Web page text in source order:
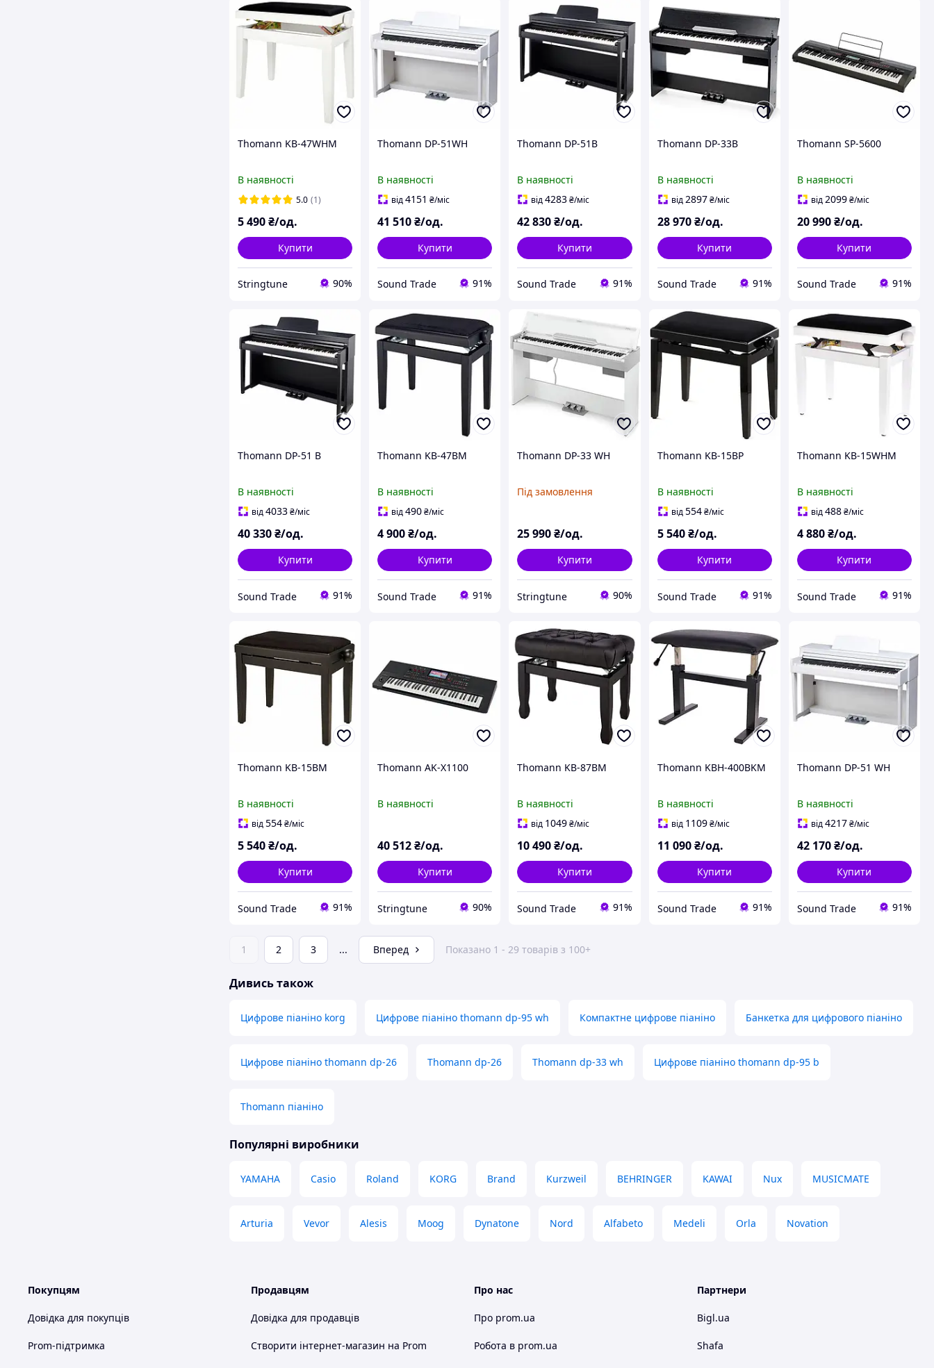
Thomann KB-47WHM
В наявності
5.0 (1)
5 490₴/од.
Купити
Stringtune 90%
Thomann DP-51WH
В наявності
від4151 ₴/міс
41 510₴/од.
Купити
Sound Trade 91%
Thomann DP-51B
В наявності
від4283₴/міс
42 830₴/од.
Купити
Sound Trade 91%
Thomann DP-33B
В наявності
від2897 ₴/міс
28 970 ₴/од.
Купити
Sound Trade 91%
Thomann SP-5600
В наявності
від2099₴/міс
20 990₴/од.
Купити
Sound Trade 91%
Thomann DP-51 B
В наявності
від4033₴/міс
40 330₴/од.
Купити
Sound Trade 91%
Thomann KB-47BM
В наявності
від490₴/міс
4 900₴/од.
Купити
Sound Trade 91%
Thomann DP-33 WH
Під замовлення
25 990₴/од.
Купити
Stringtune 90%
Thomann KB-15BP
В наявності
від554 ₴/міс
5 540 ₴/од.
Купити
Sound Trade 91%
Thomann KB-15WHM
В наявності
від488₴/міс
4 880₴/од.
Купити
Sound Trade 91%
Thomann KB-15BM
В наявності
від554₴/міс
5 540₴/од.
Купити
Sound Trade 91%
Thomann AK-X1100
В наявності
40 512₴/од.
Купити
Stringtune 90%
Thomann KB-87BM
В наявності
від 1049₴/міс
10 490₴/од.
Купити
Sound Trade 91%
Thomann KBH-400BKM
В наявності
від 1109 ₴/міс
11 090 ₴/од.
Купити
Sound Trade 91%
Thomann DP-51 WH
В наявності
від4217₴/міс
42 170₴/од.
Купити
Sound Trade 91%
1 2 3 ... Вперед Показано 1 - 29 товарів з 100+
Дивись також
Цифрове піаніно korg Цифрове піаніно thomann dp-95 wh Компактне цифрове піаніно Банкетка для цифрового піаніно
Цифрове піаніно thomann dp-26 Thomann dp-26 Thomann dp-33 wh Цифрове піаніно thomann dp-95 b
Thomann піаніно
Популярні виробники
YAMAHA Casio Roland KORG Brand Kurzweil BEHRINGER KAWAI Nux MUSICMATE
Arturia Vevor Alesis Moog Dynatone Nord Alfabeto Medeli Orla Novation
Покупцям
Довідка для покупців
Prom-підтримка
Продавцям
Довідка для продавців
Створити інтернет-магазин на Prom
Про нас
Про prom.ua
Робота в prom.ua
Партнери
Bigl.ua
Shafa